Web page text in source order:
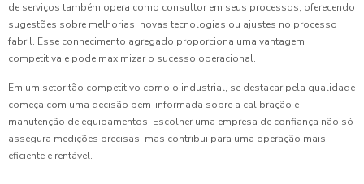
de serviços também opera como consultor em seus processos, oferecendo
sugestões sobre melhorias, novas tecnologias ou ajustes no processo
fabril. Esse conhecimento agregado proporciona uma vantagem
competitiva e pode maximizar o sucesso operacional.
Em um setor tão competitivo como o industrial, se destacar pela qualidade
começa com uma decisão bem-informada sobre a calibração e
manutenção de equipamentos. Escolher uma empresa de confiança não só
assegura medições precisas, mas contribui para uma operação mais
eficiente e rentável.